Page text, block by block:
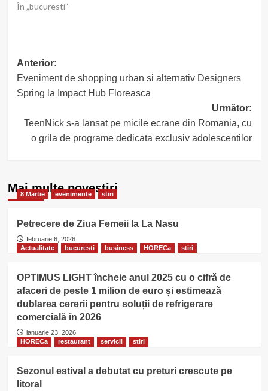
În „bucuresti”
Post
navigation
Anterior:
Eveniment de shopping urban si alternativ Designers
Spring la Impact Hub Floreasca
Următor:
TeenNick s-a lansat pe micile ecrane din Romania, cu
o grila de programe dedicata exclusiv adolescentilor
Mai multe povestiri
8 Martie evenimente stiri
Petrecere de Ziua Femeii la La Nasu
februarie 6, 2026
Actualitate
bucuresti business HORECa stiri
OPTIMUS LIGHT încheie anul 2025 cu o cifră de
afaceri de peste 1 milion de euro și estimează
dublarea cererii pentru soluții de refrigerare
comercială în 2026
ianuarie 23, 2026
HORECa
restaurant servicii stiri
Sezonul estival a debutat cu preturi crescute pe
litoral